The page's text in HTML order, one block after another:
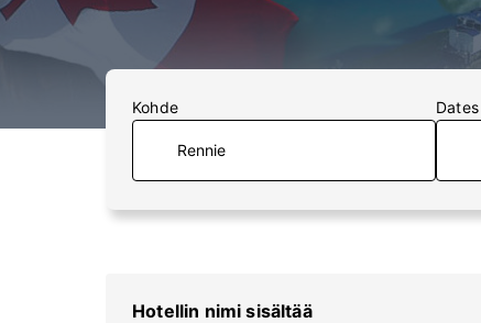
Kohde Dates
Hotellin nimi sisältää